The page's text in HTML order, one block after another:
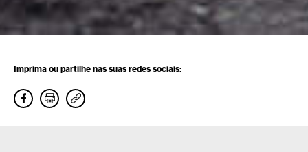
Imprima ou partilhe nas suas redes sociais: